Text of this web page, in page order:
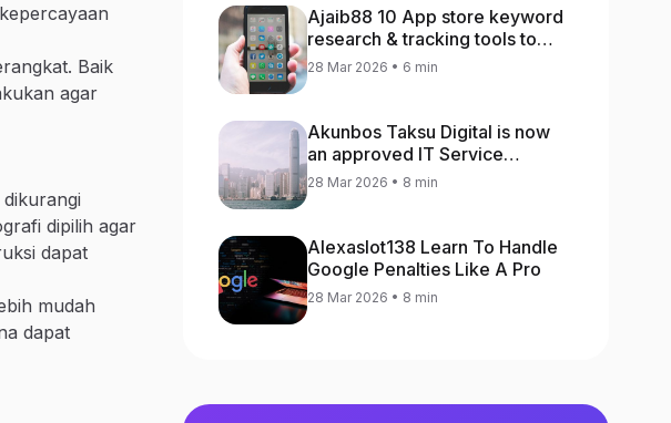
Baik
agar
dipilih agar
dapat
mudah
dapat
Ajaib88 10 App store keyword
research & tracking tools to
increase app rankings
28 Mar 2026 • 6 min
Akunbos Taksu Digital is now
an approved IT Service
Provider for the Hong Kong
28 Mar 2026 • 8 min
Alexaslot138 Learn To Handle
Google Penalties Like A Pro
28 Mar 2026 • 8 min